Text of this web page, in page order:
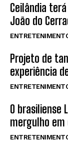
Ceilândia
João do
Projeto de
experiência
O brasiliense
mergulho